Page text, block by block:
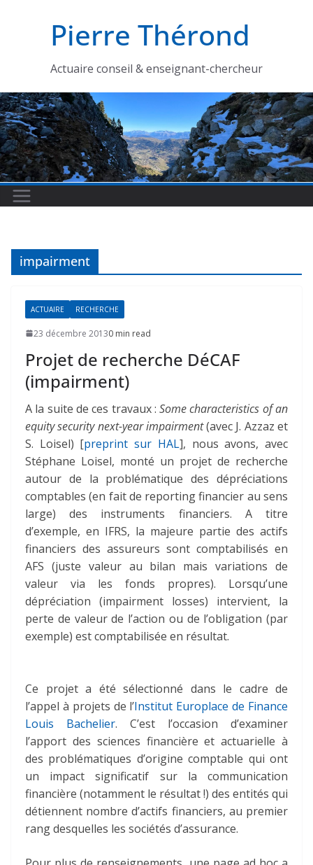
Pierre Thérond
Actuaire conseil & enseignant-chercheur
impairment
ACTUAIRE RECHERCHE
23 décembre 20130 min read
Projet de recherche DéCAF
(impairment)
A la suite de ces travaux :Some characteristics of an
equity security next-year impairment(avec J. Azzaz et
S. Loisel) [preprint sur HAL], nous avons, avec
Stéphane Loisel, monté un projet de recherche
autour de la problématique des dépréciations
comptables (en fait de reporting financier au sens
large) des instruments financiers. A titre
d’exemple, en IFRS, la majeure partie des actifs
financiers des assureurs sont comptabilisés en
AFS (juste valeur au bilan mais variations de
valeur via les fonds propres). Lorsqu’une
dépréciation (impairment losses) intervient, la
perte de valeur de l’action ou de l’obligation (par
exemple) est comptabilisée en résultat.
Ce projet a été sélectionné dans le cadre de
l’appel à projets de l’Institut Europlace de Finance
Louis Bachelier. C’est l’occasion d’examiner
l’apport des sciences financière et actuarielle à
des problématiques d’origine comptable qui ont
un impact significatif sur la communication
financière (notamment le résultat !) des entités qui
détiennent nombre d’actifs financiers, au premier
rang desquelles les sociétés d’assurance.